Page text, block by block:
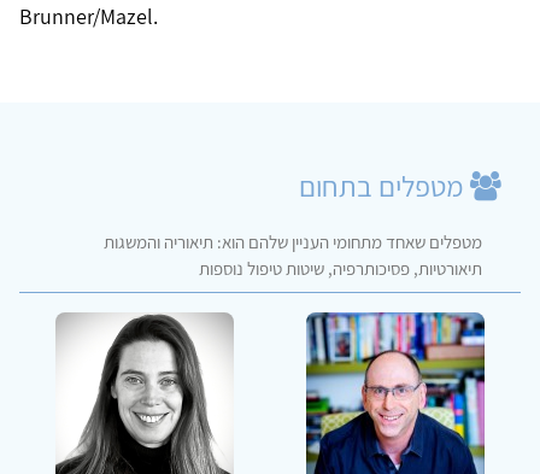
Brunner/Mazel.
מטפלים בתחום
מטפלים שאחד מתחומי העניין שלהם הוא: תיאוריה והמשגות
תיאורטיות, פסיכותרפיה, שיטות טיפול נוספות